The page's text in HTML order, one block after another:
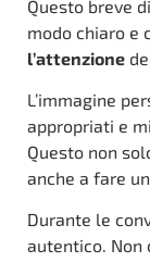
Questo breve
modo chiaro e
l’attenzione
L’immagine
appropriati e
Questo non
anche a fare
Durante le
autentico. Non